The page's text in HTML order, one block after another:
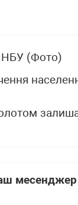
НБУ (Фото)
месенджер